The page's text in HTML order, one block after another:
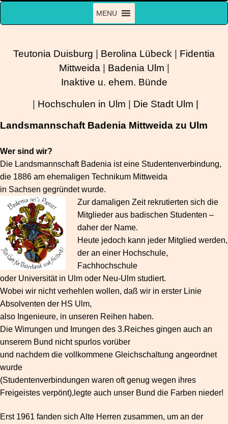
Zum
MENU
Teutonia Duisburg Berolina Lübeck
Fidentia
Mittweida
Badenia Ulm
Inaktive u. ehem. Bünde
| Hochschulen in Ulm | Die Stadt Ulm |
Landsmannschaft Badenia Mittweida zu Ulm
Wer sind wir?
Die Landsmannschaft Badenia ist eine Studentenverbindung,
die 1886 am ehemaligen Technikum Mittweida
in Sachsen gegründet wurde.
Zur damaligen Zeit rekrutierten sich die
Mitglieder aus badischen Studenten –
daher der Name.
Heutejedoch kann jeder Mitglied werden,
der an einer Hochschule,
Fachhochschule
oder Universität in Ulm oder Neu-Ulm studiert.
Wobei wir nicht verhehlen wollen, daß wir in erster Linie
Absolventen der HS Ulm,
also Ingenieure, in unseren Reihen haben.
Die Wirrungen und Irrungen des 3.Reiches gingen auch an
unserem Bund nicht spurlos vorüber
und nachdem die vollkommene Gleichschaltung angeordnet
wurde
(Studentenverbindungen waren oft genug wegen ihres
Freigeistes verpönt),legte auch unser Bund die Farben nieder!
Erst 1961 fanden sich Alte Herren zusammen, um an der